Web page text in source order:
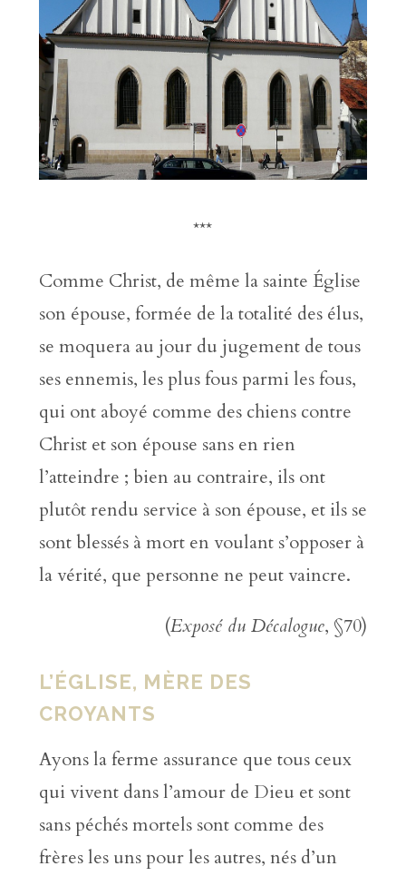
***
Comme Christ, de même la sainte Église
son épouse, formée de la totalité des élus,
se moquera au jour du jugement de tous
ses ennemis, les plus fous parmi les fous,
qui ont aboyé comme des chiens contre
Christ et son épouse sans en rien
l’atteindre ; bien au contraire, ils ont
plutôt rendu service à son épouse, et ils se
sont blessés à mort en voulant s’opposer à
la vérité, que personne ne peut vaincre.
(Exposé du Décalogue, §70)
L’ÉGLISE, MÈRE DES
CROYANTS
Ayons la ferme assurance que tous ceux
qui vivent dans l’amour de Dieu et sont
sans péchés mortels sont comme des
frères les uns pour les autres, nés d’un